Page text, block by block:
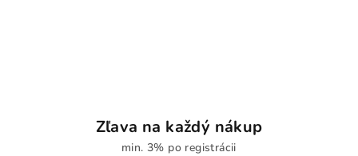
Zľava na každý nákup
min. 3% po registrácii